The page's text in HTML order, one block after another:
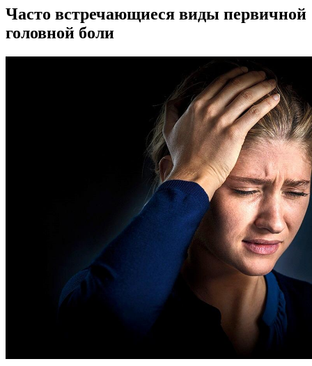
Часто встречающиеся виды первичной
головной боли